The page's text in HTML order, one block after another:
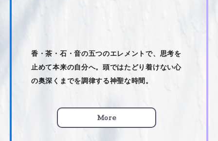
香・茶・石・音の五つのエレメントで、思考を
止めて本来の自分へ。頭ではたどり着けない心
の奥深くまでを調律する神聖な時間。
More